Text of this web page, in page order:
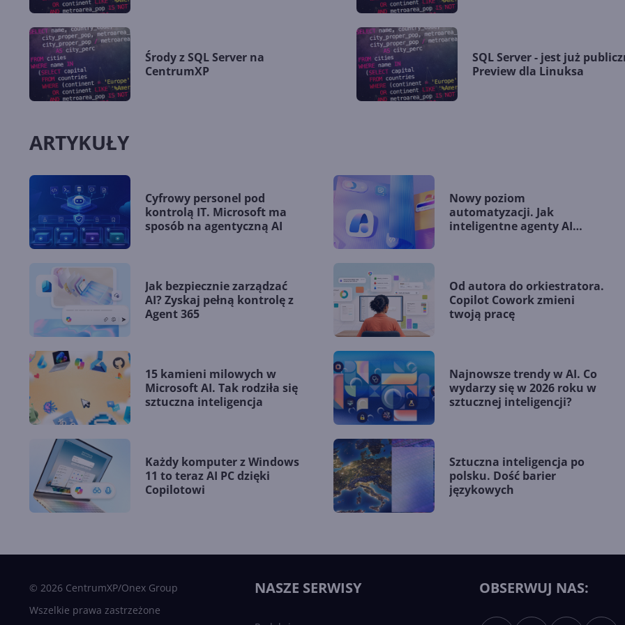
Środy z SQL Server na
CentrumXP
SQL Server - jest już
Preview dla Linuksa
ARTYKUŁY
Cyfrowy personel pod
kontrolą IT. Microsoft ma
sposób na agentyczną AI
Nowy poziom
automatyzacji. Jak
inteligentne agenty AI
Jak bezpiecznie zarządzać
AI? Zyskaj pełną kontrolę z
Agent 365
Od autora do orkiestratora.
Copilot Cowork zmieni
twoją pracę
15 kamieni milowych w
Microsoft AI. Tak rodziła się
sztuczna inteligencja
Najnowsze trendy w AI. Co
wydarzy się w 2026 roku w
sztucznej inteligencji?
Każdy komputer z Windows
11 to teraz AI PC dzięki
Copilotowi
Sztuczna inteligencja po
polsku. Dość barier
językowych
© 2026 CentrumXP/Onex Group
Wszelkie prawa zastrzeżone
NASZE SERWISY OBSERWUJ NAS: